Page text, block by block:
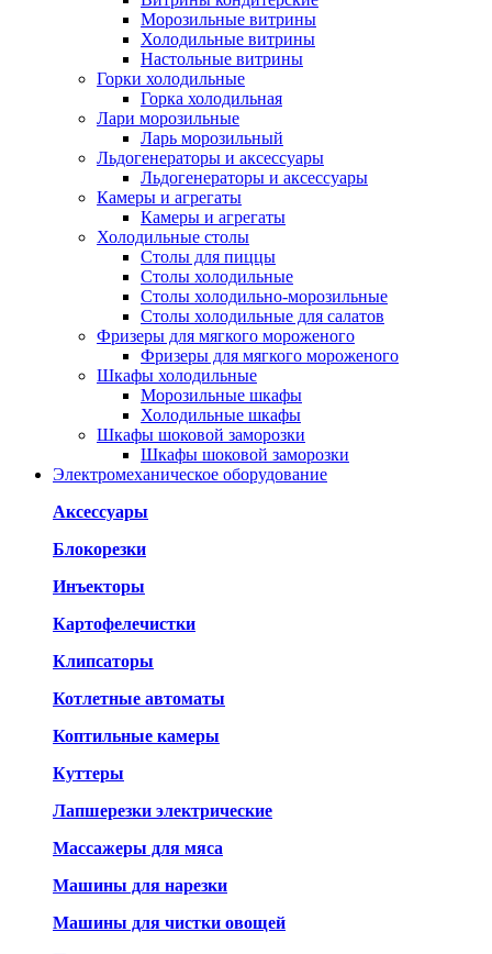
Морозильные витрины
Холодильные витрины
Настольные витрины
Горки холодильные
Горка холодильная
Лари морозильные
Ларь морозильный
Льдогенераторы и аксессуары
Льдогенераторы и аксессуары
Камеры и агрегаты
Камеры и агрегаты
Холодильные столы
Столы для пиццы
Столы холодильные
Столы холодильно-морозильные
Столы холодильные для салатов
Фризеры для мягкого мороженого
Фризеры для мягкого мороженого
Шкафы холодильные
Mорозильные шкафы
Холодильные шкафы
Шкафы шоковой заморозки
Шкафы шоковой заморозки
Электромеханическое оборудование
Аксессуары
Блокорезки
Инъекторы
Картофелечистки
Клипсаторы
Котлетные автоматы
Коптильные камеры
Куттеры
Лапшерезки электрические
Массажеры для мяса
Машины для нарезки
Машины для чистки овощей